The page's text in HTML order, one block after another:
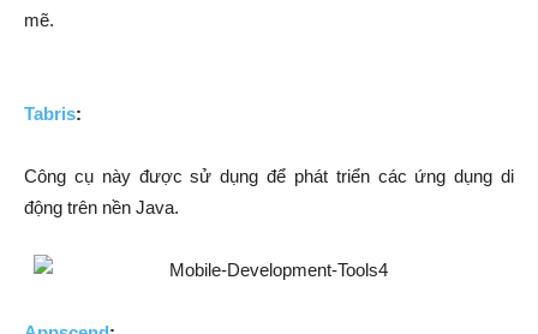
mẽ.
Tabris:
Công cụ này được sử dụng để phát triển các ứng dụng di
động trên nền Java.